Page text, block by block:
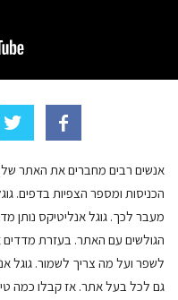
אנשים רבים מחברים את האתר
הכניסות ומספר הצפיות בדפים.
מעבר לכך. גוגל אנליטיקס נותן
הגולשים עם האתר. בעזרת
לשפר ועל מה צריך לשמור. גוגל
גם לכל בעל אתר. אז קבלו כמה